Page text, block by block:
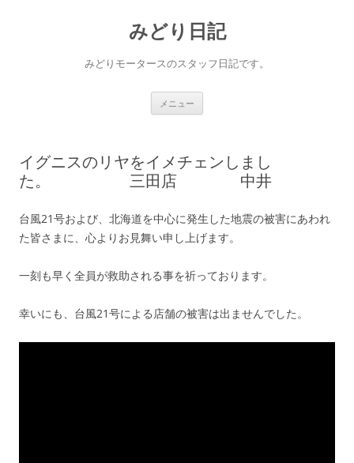
みどり日記
みどりモータースのスタッフ日記です。
メニュー
イグニスのリヤをイメチェンしまし
た。 三田店 中井
台風21号および、北海道を中心に発生した地震の被害にあわれ
た皆さまに、心よりお見舞い申し上げます。
一刻も早く全員が救助される事を祈っております。
幸いにも、台風21号による店舗の被害は出ませんでした。